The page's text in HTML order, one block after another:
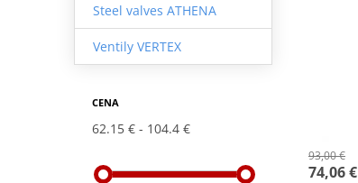
Steel valves ATHENA
Ventily VERTEX
CENA
62.15 € 104.4 €
93,00 €
74,06 €